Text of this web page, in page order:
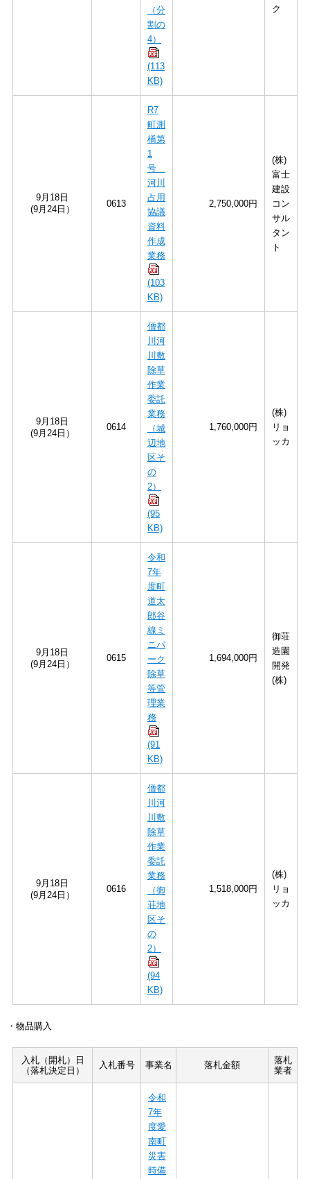
（分
割の
4）
(113
KB)
ク
9月18日
(9月24日）
0613
R7
町測
橋第
1
号
河川
占用
協議
資料
作成
業務
(103
KB)
2,750,000円
(株)
富士
建設
コン
サル
タン
ト
9月18日
(9月24日）
0614
僧都
川河
川敷
除草
作業
委託
業務
（城
辺地
区そ
の
2）
(95
KB)
1,760,000円
(株)
リョ
ッカ
9月18日
(9月24日）
0615
令和
7年
度町
道太
郎谷
線ミ
ニパ
ーク
除草
等管
理業
務
(91
KB)
1,694,000円
御荘
造園
開発
(株)
9月18日
(9月24日）
0616
僧都
川河
川敷
除草
作業
委託
業務
（御
荘地
区そ
の
2）
(94
KB)
1,518,000円
(株)
リョ
ッカ
・物品購入
入札（開札）日
（落札決定日）
入札番号 事業名 落札金額
落札
業者
令和
7年
度愛
南町
災害
時備